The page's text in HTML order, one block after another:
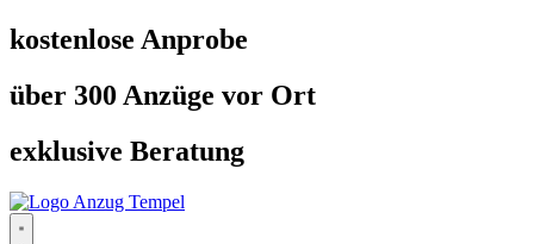
Zum
Inhalt
kostenlose Anprobe
über 300 Anzüge vor Ort
exklusive Beratung